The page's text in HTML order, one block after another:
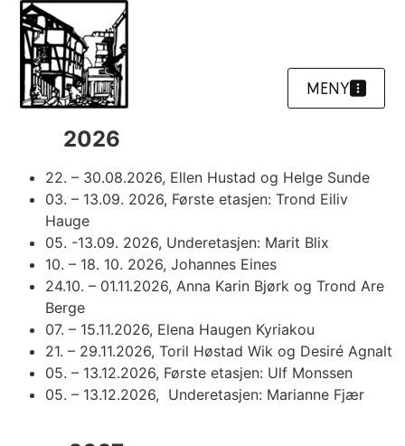
MENY
2026
22. – 30.08.2026, Ellen Hustad og Helge Sunde
03. – 13.09. 2026, Første etasjen: Trond Eiliv
Hauge
05. -13.09. 2026, Underetasjen: Marit Blix
10. – 18. 10. 2026, Johannes Eines
24.10. – 01.11.2026, Anna Karin Bjørk og Trond Are
Berge
07. – 15.11.2026, Elena Haugen Kyriakou
21. – 29.11.2026, Toril Høstad Wik og Desiré Agnalt
05. – 13.12.2026, Første etasjen: Ulf Monssen
05. – 13.12.2026, Underetasjen: Marianne Fjær